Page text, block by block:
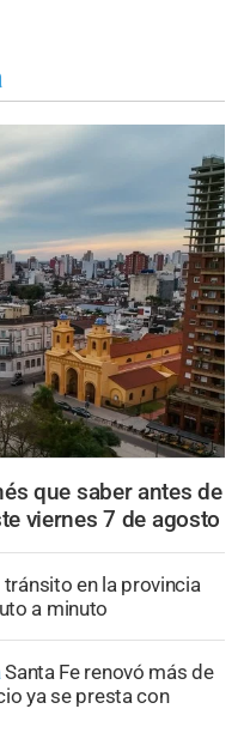
que saber antes de
viernes 7 de agosto
tránsito en la provincia
a minuto
Santa Fe renovó más de
ya se presta con